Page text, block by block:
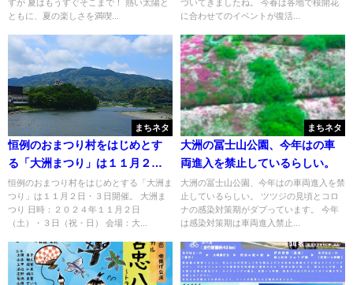
すが 夏はもうすぐそこまで！ 熱い太陽と
ともに、夏の楽しさを満喫...
づいてきましたね。 今春は各地で桜開花
に合わせてのイベントが復活...
まちネタ
恒例のおまつり村をはじめとす
る「大洲まつり」は１１月２
日・３日開催。
恒例のおまつり村をはじめとする「大洲ま
つり」は１１月２日・３日開催。 大洲ま
つり 日時：２０２４年１１月２日
（土）・３日（祝・日） 会場：大...
まちネタ
大洲の冨士山公園、今年はの車
両進入を禁止しているらしい。
大洲の冨士山公園、今年はの車両進入を禁
止しているらしい。 ツツジの見頃とコロ
ナの感染対策期がダブっています。 今年
は感染対策期は車両進入禁止...